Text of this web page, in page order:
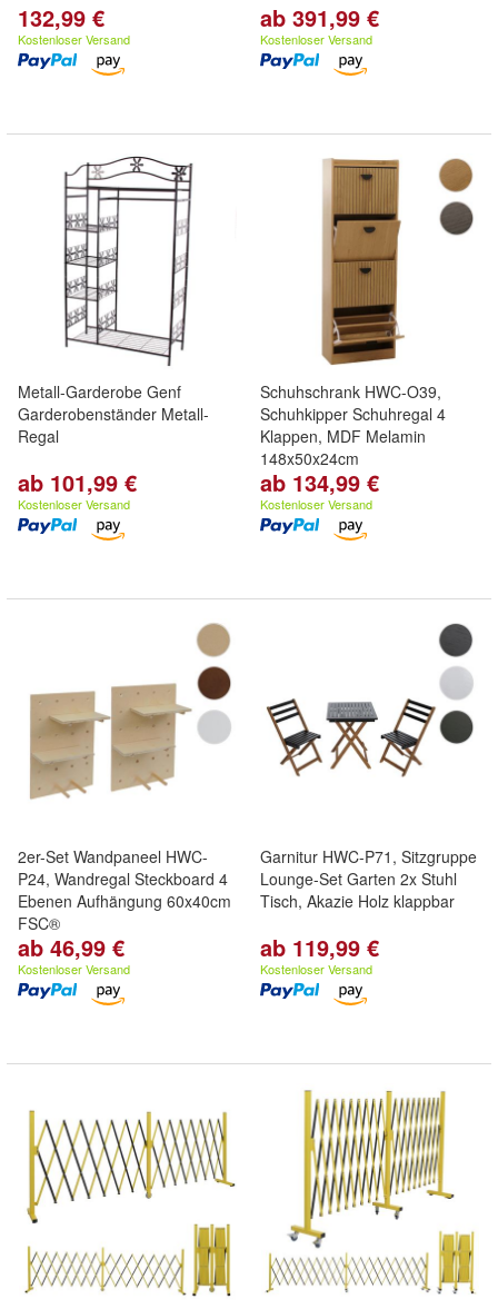
132,99 €
Kostenloser Versand
ab 391,99 €
Kostenloser Versand
Metall-Garderobe Genf
Garderobenständer Metall-
Regal
ab 101,99 €
Kostenloser Versand
Schuhschrank HWC-O39,
Schuhkipper Schuhregal 4
Klappen, MDF Melamin
148x50x24cm
ab 134,99 €
Kostenloser Versand
2er-Set Wandpaneel HWC-
P24, Wandregal Steckboard 4
Ebenen Aufhängung 60x40cm
FSC®
ab 46,99 €
Kostenloser Versand
Garnitur HWC-P71, Sitzgruppe
Lounge-Set Garten 2x Stuhl
Tisch, Akazie Holz klappbar
ab 119,99 €
Kostenloser Versand